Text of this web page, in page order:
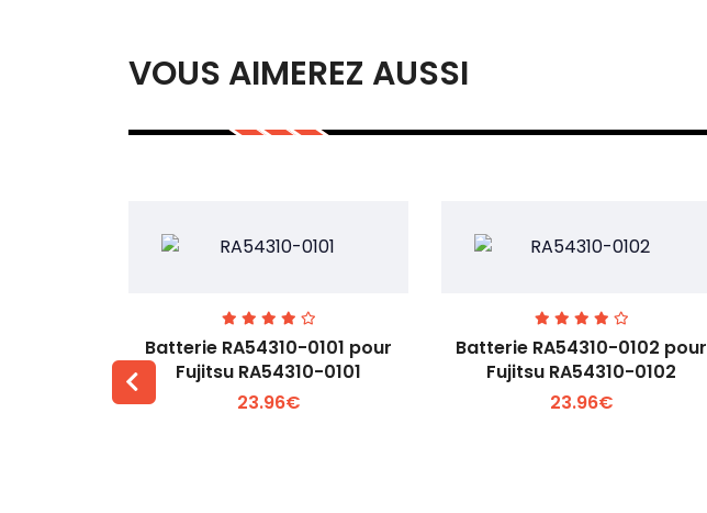
VOUS AIMEREZ AUSSI
Voir plus +
Batterie RA54310-0101 pour
Fujitsu RA54310-0101
23.96€
Voir plus +
Batterie RA54310-0102 pour
Fujitsu RA54310-0102
23.96€